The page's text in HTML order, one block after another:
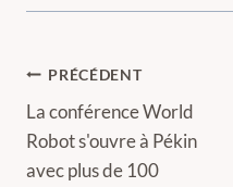
Navigation
de
l’article
PRÉCÉDENT
La conférence World
Robot s'ouvre à Pékin
avec plus de 100